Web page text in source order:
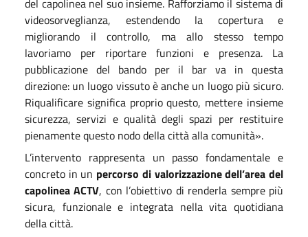
del capolinea nel suo insieme. Rafforziamo il sistema di
videosorveglianza, estendendo la copertura e
migliorando il controllo, ma allo stesso tempo
lavoriamo per riportare funzioni e presenza. La
pubblicazione del bando per il bar va in questa
direzione: un luogo vissuto è anche un luogo più sicuro.
Riqualificare significa proprio questo, mettere insieme
sicurezza, servizi e qualità degli spazi per restituire
pienamente questo nodo della città alla comunità».
L’intervento rappresenta un passo fondamentale e
concreto in un percorso di valorizzazione dell’area del
capolinea ACTV, con l’obiettivo di renderla sempre più
sicura, funzionale e integrata nella vita quotidiana
della città.